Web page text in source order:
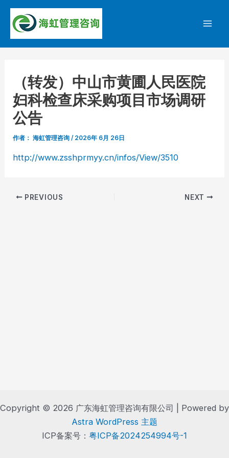
容
（转发）中山市黄圃人民医院
妇科检查床采购项目市场调研
公告
作者： 海虹管理咨询/ 2026年 6月 26日
http://www.zsshprmyy.cn/infos/View/3510
Post PREVIOUS NEXT
Copyright © 2026 广东海虹管理咨询有限公司 | Powered by
Astra WordPress 主题
ICP备案号： 粤ICP备2024254994号-1